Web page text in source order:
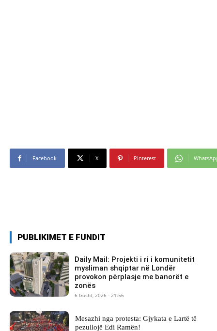
Facebook X Pinterest
PUBLIKIMET E FUNDIT
Daily Mail: Projekti i ri i komunitetit
mysliman shqiptar në Londër
provokon përplasje me banorët e
zonës
6 Gusht, 2026 - 21:56
Mesazhi nga protesta: Gjykata e Lartë të
pezullojë Edi Ramën!